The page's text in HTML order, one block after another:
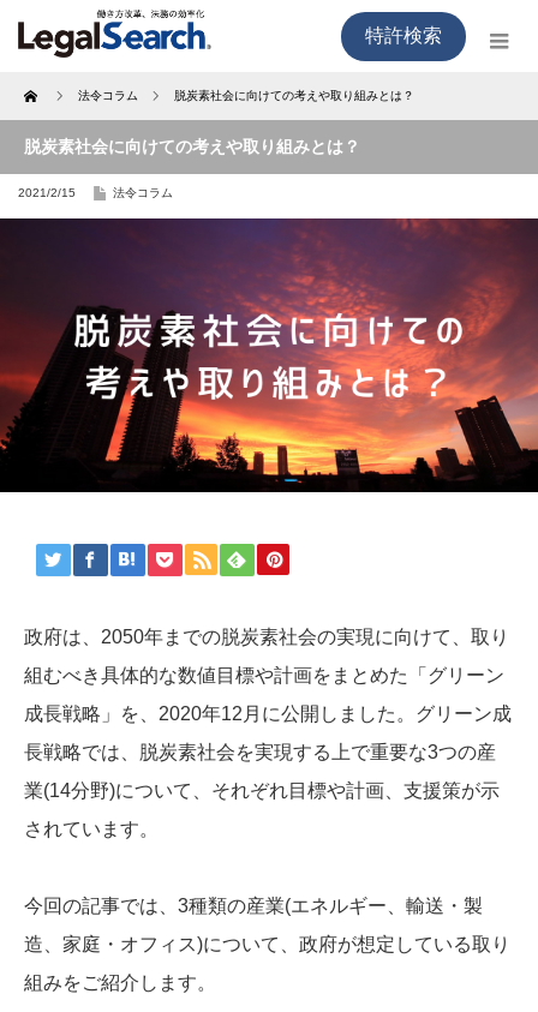
特許検索
Home 法令コラム 脱炭素社会に向けての考えや取り組みとは？
脱炭素社会に向けての考えや取り組みとは？
2021/2/15 法令コラム
政府は、2050年までの脱炭素社会の実現に向けて、取り
組むべき具体的な数値目標や計画をまとめた「グリーン
成長戦略」を、2020年12月に公開しました。グリーン成
長戦略では、脱炭素社会を実現する上で重要な3つの産
業(14分野)について、それぞれ目標や計画、支援策が示
されています。
今回の記事では、3種類の産業(エネルギー、輸送・製
造、家庭・オフィス)について、政府が想定している取り
組みをご紹介します。